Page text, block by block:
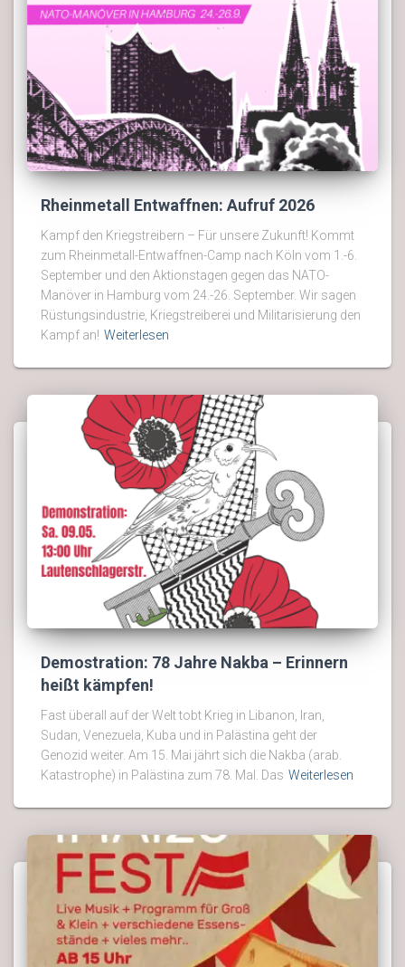
Rheinmetall Entwaffnen: Aufruf 2026
Kampf den Kriegstreibern – Für unsere Zukunft! Kommt
zum Rheinmetall-Entwaffnen-Camp nach Köln vom 1.-6.
September und den Aktionstagen gegen das NATO-
Manöver in Hamburg vom 24.-26. September. Wir sagen
Rüstungsindustrie, Kriegstreiberei und Militarisierung den
Kampf an! Weiterlesen
Demostration: 78 Jahre Nakba – Erinnern
heißt kämpfen!
Fast überall auf der Welt tobt Krieg in Libanon, Iran,
Sudan, Venezuela, Kuba und in Palästina geht der
Genozid weiter. Am 15. Mai jährt sich die Nakba (arab.
Katastrophe) in Palästina zum 78. Mal. Das Weiterlesen